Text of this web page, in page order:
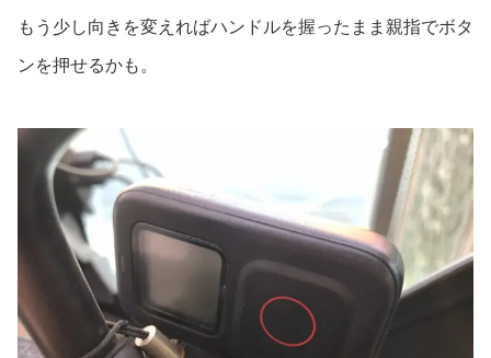
もう少し向きを変えればハンドルを握ったまま親指でボタ
ンを押せるかも。